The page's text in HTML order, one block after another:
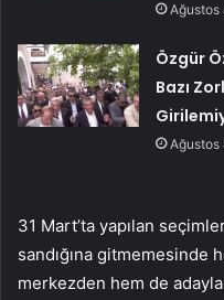
Ağustos
Özgür
Bazı
Ağustos
31 Mart’ta yapılan
sandığına gitmemesinde
merkezden hem de